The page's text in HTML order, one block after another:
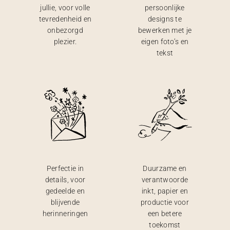
jullie, voor volle
tevredenheid en
onbezorgd
plezier.
persoonlijke
designs te
bewerken met je
eigen foto’s en
tekst
Perfectie in
details, voor
gedeelde en
blijvende
herinneringen
Duurzame en
verantwoorde
inkt, papier en
productie voor
een betere
toekomst